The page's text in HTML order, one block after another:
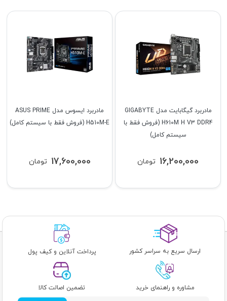
مادربرد ایسوس مدل ASUS PRIME
H510M-E (فروش فقط با سیستم کامل)
تومان 17,600,000
مادربرد گیگابایت مدل GIGABYTE
H610M H V3 DDR4 (فروش فقط با
سیستم کامل)
تومان 16,200,000
ارسال سریع به سراسر کشور پرداخت آنلاین و کیف پول
مشاوره و راهنمای خرید تضمین اصالت کالا